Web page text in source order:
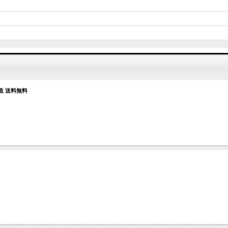
送料無料